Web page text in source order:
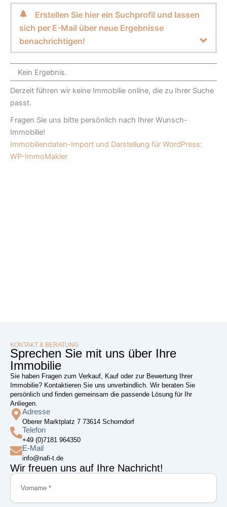
Erstellen Sie hier ein Suchprofil und lassen
sich per E-Mail über neue Ergebnisse
benachrichtigen!
Kein Ergebnis.
Derzeit führen wir keine Immobilie online, die zu Ihrer Suche
passt.
Fragen Sie uns bitte persönlich nach Ihrer Wunsch-
Immobilie!
Immobiliendaten-Import und Darstellung für WordPress:
WP-ImmoMakler
KONTAKT & BERATUNG
Sprechen Sie mit uns über Ihre
Immobilie
Sie haben Fragen zum Verkauf, Kauf oder zur Bewertung Ihrer
Immobilie? Kontaktieren Sie uns unverbindlich. Wir beraten Sie
persönlich und finden gemeinsam die passende Lösung für Ihr
Anliegen.
Adresse
Oberer Marktplatz 7 73614 Schorndorf
Telefon
+49 (0)7181 964350
E-Mail
info@nafi-t.de
Wir freuen uns auf Ihre Nachricht!
Vorname